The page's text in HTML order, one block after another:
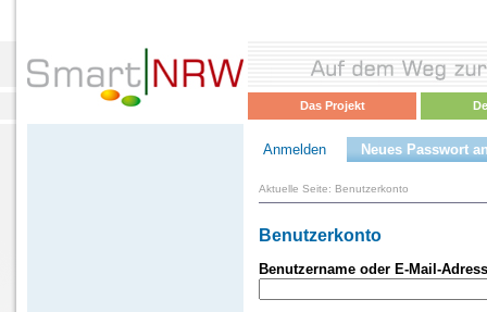
Das Projekt
Anmelden Neues Passwort
Aktuelle Seite: Benutzerkonto
Benutzerkonto
Benutzername oder E-Mail-